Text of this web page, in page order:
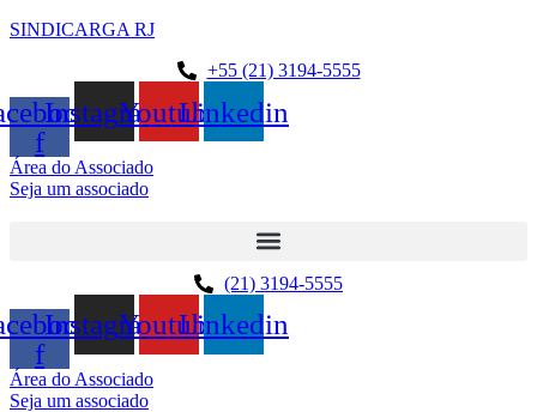
SINDICARGA RJ
+55 (21) 3194-5555
f
InstagramYoutubeLinkedin
Área do Associado
Seja um associado
(21) 3194-5555
f
InstagramYoutubeLinkedin
Área do Associado
Seja um associado